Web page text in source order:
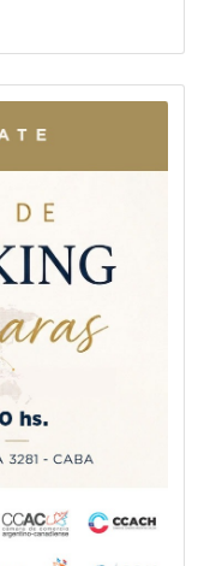
Comercio le
Daniel
liderada por Daniel
en sus desafíos de
comercial,